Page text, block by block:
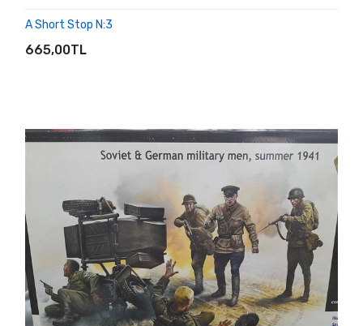
A Short Stop N:3
665,00TL
SEPETE EKLE